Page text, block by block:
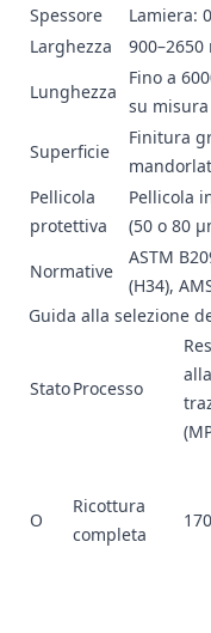
Spessore
Lamiera:
Larghezza
Lunghezza
Fino a
su misura
Superficie
Finitura
Pellicola
protettiva
Pellicola
(50 o 80
Normative
ASTM
(H34),
Guida alla selezione
StatoProcesso
alla
O
Ricottura
completa